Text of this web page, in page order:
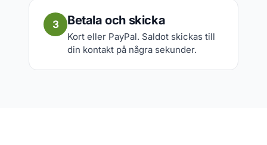
3 Betala och skicka
Kort eller PayPal. Saldot skickas till
din kontakt på några sekunder.